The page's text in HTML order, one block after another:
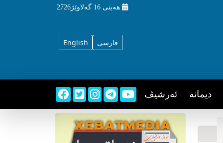
هه‌ینی 16 گه‌لاوێژ2726
English فارسی
دیمانه ئه‌رشیڤ